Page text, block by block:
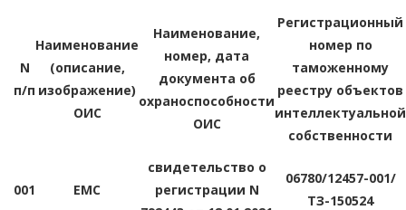
N
п/п
Наименование
(описание,
изображение)
ОИС
Наименование,
номер, дата
документа об
охраноспособности
ОИС
Регистрационный
номер по
таможенному
реестру объектов
интеллектуальной
собственности
001 EMC
свидетельство о
регистрации N
06780/12457-001/
ТЗ-150524